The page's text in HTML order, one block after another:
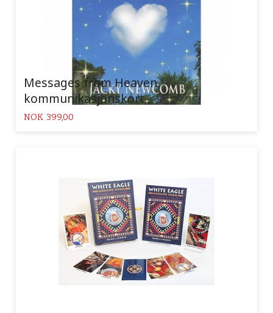
Messages from Heaven,
kommunikasjonskort
Pris
NOK 399,00